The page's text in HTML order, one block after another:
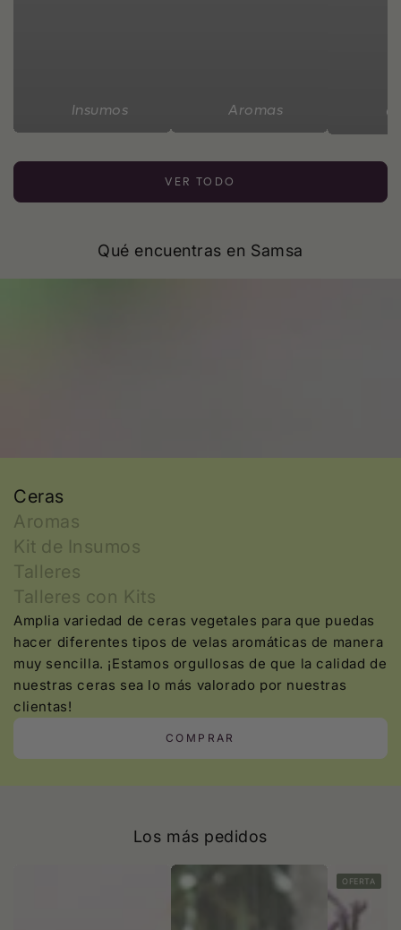
Insumos Aromas
VER TODO
Qué encuentras en Samsa
Ceras
Aromas
Kit de Insumos
Talleres
Talleres con Kits
Amplia variedad de ceras vegetales para que puedas
hacer diferentes tipos de velas aromáticas de manera
muy sencilla. ¡Estamos orgullosas de que la calidad de
nuestras ceras sea lo más valorado por nuestras
clientas!
COMPRAR
Los más pedidos
OFERTA